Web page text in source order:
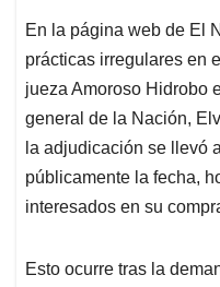
En la página web de El
prácticas irregulares en
jueza Amoroso Hidrobo
general de la Nación,
la adjudicación se llevó
públicamente la fecha,
interesados en su
Esto ocurre tras la